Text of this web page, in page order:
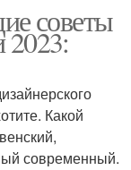
советы
2023:
Какой
современный.